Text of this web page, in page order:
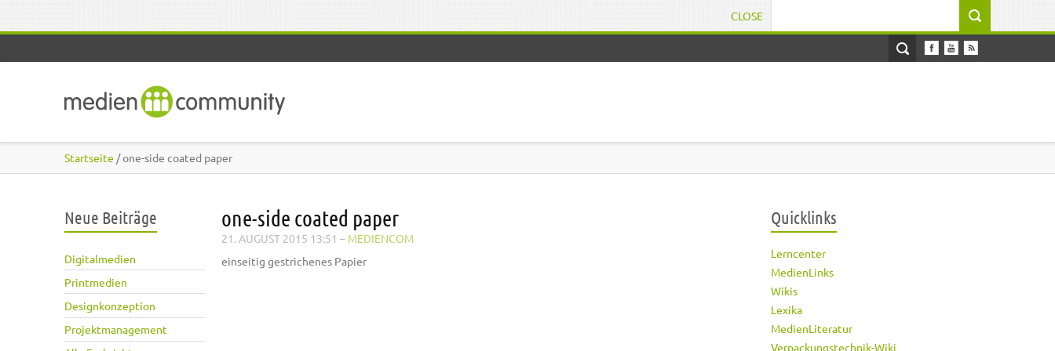
CLOSE
Startseite / one-side coated paper
Neue Beiträge
Digitalmedien
Printmedien
Designkonzeption
Projektmanagement
one-side coated paper
21. AUGUST 2015 13:51 – MEDIENCOM
einseitig gestrichenes Papier
Quicklinks
Lerncenter
MedienLinks
Wikis
Lexika
MedienLiteratur
Verpackungstechnik-Wiki